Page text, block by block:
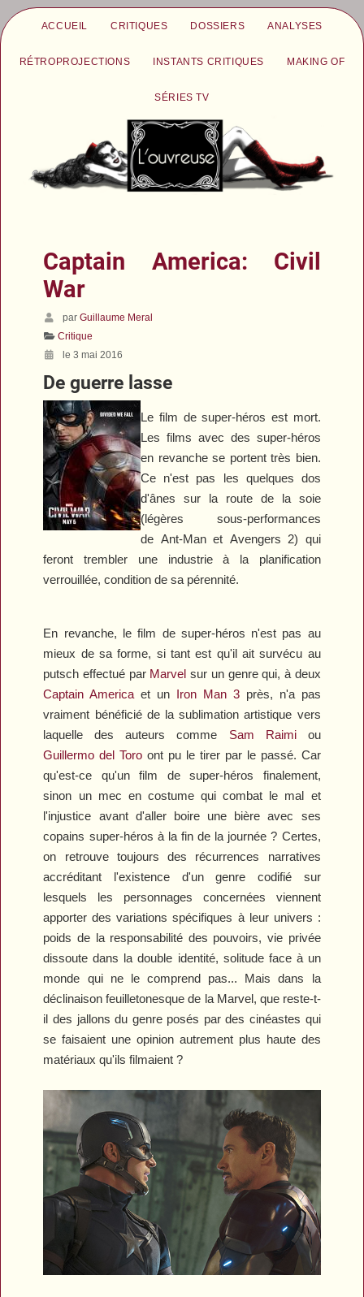
ACCUEIL CRITIQUES DOSSIERS ANALYSES
RÉTROPROJECTIONS INSTANTS CRITIQUES MAKING OF
SÉRIES TV
Captain America: Civil
War
parGuillaume Meral
Critique
le 3 mai 2016
De guerre lasse
Le film de super-héros est mort.
Les films avec des super-héros
en revanche se portent très bien.
Ce n'est pas les quelques dos
d'ânes sur la route de la soie
(légères sous-performances
de Ant-Manet Avengers 2) qui
feront trembler une industrie à la planification
verrouillée, condition de sa pérennité.
En revanche, le film de super-héros n'est pas au
mieux de sa forme, si tant est qu'il ait survécu au
putsch effectué par Marvel sur un genre qui, à deux
Captain America et un Iron Man 3près, n'a pas
vraiment bénéficié de la sublimation artistique vers
laquelle des auteurs comme Sam Raimiou
Guillermo del Toro ont pu le tirer par le passé. Car
qu'est-ce qu'un film de super-héros finalement,
sinon un mec en costume qui combat le mal et
l'injustice avant d'aller boire une bière avec ses
copains super-héros à la fin de la journée ? Certes,
on retrouve toujours des récurrences narratives
accréditant l'existence d'un genre codifié sur
lesquels les personnages concernées viennent
apporter des variations spécifiques à leur univers :
poids de la responsabilité des pouvoirs, vie privée
dissoute dans la double identité, solitude face à un
monde qui ne le comprend pas... Mais dans la
déclinaison feuilletonesque de la Marvel, que reste-t-
il des jallons du genre posés par des cinéastes qui
se faisaient une opinion autrement plus haute des
matériaux qu'ils filmaient ?